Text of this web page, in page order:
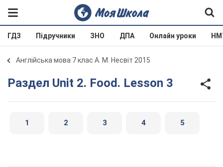
ГДЗ Підручники ЗНО ДПА Онлайн уроки
Англійська мова 7 клас А. М. Несвіт 2015
Раздел Unit 2. Food. Lesson 3
1 2 3 4 5